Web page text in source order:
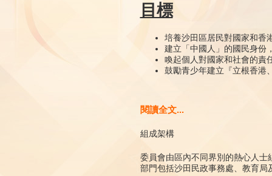
目標
培養沙田區居民對國家和香
建立「中國人」的國民身份
喚起個人對國家和社會的責
鼓勵青少年建立『立根香港
閱讀全文...
組成架構
委員會由區內不同界別的熱心人
部門包括沙田民政事務處、教育局